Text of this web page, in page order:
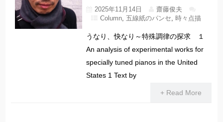
2025年11月14日
齋藤俊夫
Column, 五線紙のパンセ 時々点描
うなり、快なり～特殊調律の探求 １
An analysis of experimental works for
specially tuned pianos in the United
States 1 Text by
+ Read More